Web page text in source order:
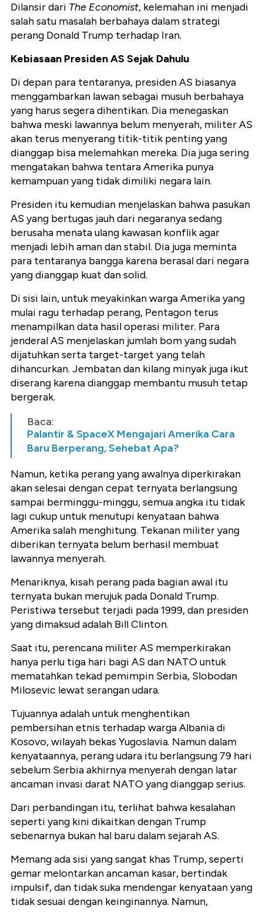
Dilansir dari The Economist, kelemahan ini menjadi
salah satu masalah berbahaya dalam strategi
perang Donald Trump terhadap Iran.
Kebiasaan Presiden AS Sejak Dahulu
Di depan para tentaranya, presiden AS biasanya
menggambarkan lawan sebagai musuh berbahaya
yang harus segera dihentikan. Dia menegaskan
bahwa meski lawannya belum menyerah, militer AS
akan terus menyerang titik-titik penting yang
dianggap bisa melemahkan mereka. Dia juga sering
mengatakan bahwa tentara Amerika punya
kemampuan yang tidak dimiliki negara lain.
Presiden itu kemudian menjelaskan bahwa pasukan
AS yang bertugas jauh dari negaranya sedang
berusaha menata ulang kawasan konflik agar
menjadi lebih aman dan stabil. Dia juga meminta
para tentaranya bangga karena berasal dari negara
yang dianggap kuat dan solid.
Di sisi lain, untuk meyakinkan warga Amerika yang
mulai ragu terhadap perang, Pentagon terus
menampilkan data hasil operasi militer. Para
jenderal AS menjelaskan jumlah bom yang sudah
dijatuhkan serta target-target yang telah
dihancurkan. Jembatan dan kilang minyak juga ikut
diserang karena dianggap membantu musuh tetap
bergerak.
Baca:
Palantir & SpaceX Mengajari Amerika Cara
Baru Berperang, Sehebat Apa?
Namun, ketika perang yang awalnya diperkirakan
akan selesai dengan cepat ternyata berlangsung
sampai berminggu-minggu, semua angka itu tidak
lagi cukup untuk menutupi kenyataan bahwa
Amerika salah menghitung. Tekanan militer yang
diberikan ternyata belum berhasil membuat
lawannya menyerah.
Menariknya, kisah perang pada bagian awal itu
ternyata bukan merujuk pada Donald Trump.
Peristiwa tersebut terjadi pada 1999, dan presiden
yang dimaksud adalah Bill Clinton.
Saat itu, perencana militer AS memperkirakan
hanya perlu tiga hari bagi AS dan NATO untuk
mematahkan tekad pemimpin Serbia, Slobodan
Milosevic lewat serangan udara.
Tujuannya adalah untuk menghentikan
pembersihan etnis terhadap warga Albania di
Kosovo, wilayah bekas Yugoslavia. Namun dalam
kenyataannya, perang udara itu berlangsung 79 hari
sebelum Serbia akhirnya menyerah dengan latar
ancaman invasi darat NATO yang dianggap serius.
Dari perbandingan itu, terlihat bahwa kesalahan
seperti yang kini dikaitkan dengan Trump
sebenarnya bukan hal baru dalam sejarah AS.
Memang ada sisi yang sangat khas Trump, seperti
gemar melontarkan ancaman kasar, bertindak
impulsif, dan tidak suka mendengar kenyataan yang
tidak sesuai dengan keinginannya. Namun,